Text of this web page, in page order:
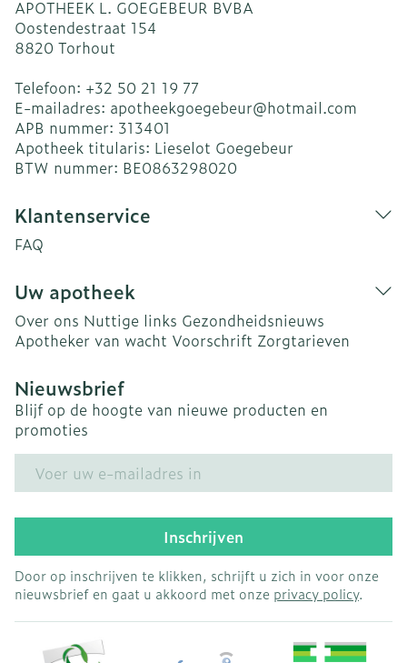
APOTHEEK L. GOEGEBEUR BVBA
Oostendestraat 154
8820 Torhout
Telefoon: +32 50 21 19 77
E-mailadres: apotheekgoegebeur@hotmail.com
APB nummer: 313401
Apotheek titularis: Lieselot Goegebeur
BTW nummer: BE0863298020
Klantenservice
FAQ
Uw apotheek
Over ons Nuttige links Gezondheidsnieuws
Apotheker van wacht Voorschrift Zorgtarieven
Nieuwsbrief
Blijf op de hoogte van nieuwe producten en
promoties
Inschrijven
Door op inschrijven te klikken, schrijft u zich in voor onze
nieuwsbrief en gaat u akkoord met onze privacy policy.